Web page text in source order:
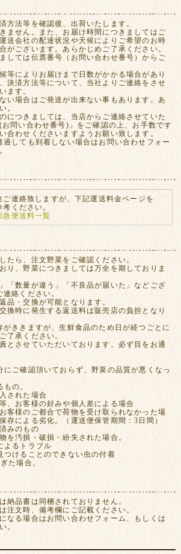
方法等を確認後、出荷いたします。
ません。また、お届け時間につきましてはご
送会社の配達状況や天候によりご希望のお時
がございます。あらかじめご了承ください。
しては伝票番号（お問い合わせ番号）からご
等によりお届けまで日数がかかる場合があり
決済方法等について、当社よりご連絡をさせ
ます。
い場合はご発送が出来ない事もあります。あ
。
につきましては、当店からご連絡させていた
問い合わせ番号)」をご確認の上、お手数です
合わせくださいますようお願い致します。
過しても到着しない場合はお問い合わせフォー
ご連絡致しますが、下記運送料金ページを
考ください。
急便送料一覧
たら、注文野菜をご確認ください。
り、野菜につきましては万全を期しておりま
「数量が違う」「不良品が届いた」などござ
絡ください。
品・交換が可能となります。
換時に発生する返送料は販売店の負担となり
ききますが、生鮮食品のため日が経つごとに
了承ください。
とさせていただいております。必ず目をお通
にご確認頂いておらず、野菜の品質が悪くなっ
の。
された場合
、お客様の好みや個人差による場合
客様のご都合で荷物を受け取られなかった場
存による劣化。（運送便保管期間：3日間）
みのもの
を汚損・破損・紛失された場合。
よるトラブル
つけることのできない虫の付着
た場合。
納品書は同梱されておりません。
注文時、備考欄にご記載ください。
なる場合はお問い合わせフォーム、もしくは
。